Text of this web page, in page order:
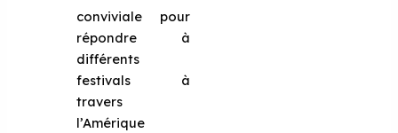
conviviale pour
répondre à
différents
festivals à
travers
l’Amérique